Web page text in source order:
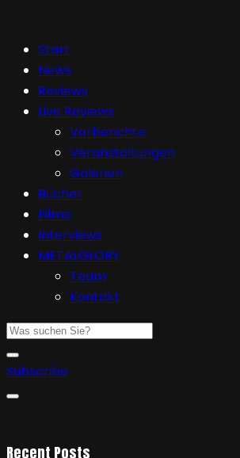
Start
News
Reviews
Live Reviews
Vorberichte
Veranstaltungen
Galerien
Bücher
Filme
Interviews
METALGLORY
Team
Kontakt
Subscribe
Recent Posts